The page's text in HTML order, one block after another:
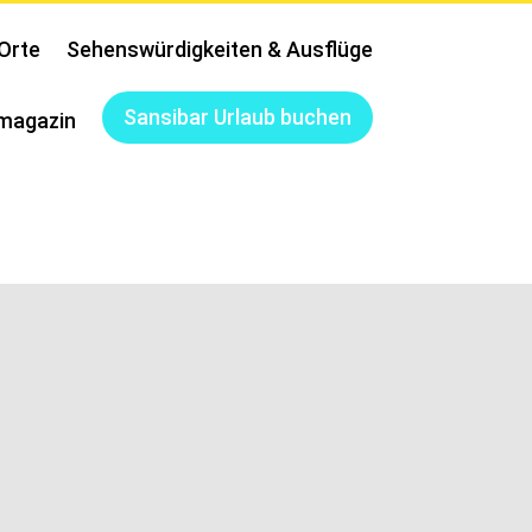
Sehenswürdigkeiten & Ausflüge
Sansibar Urlaub buchen